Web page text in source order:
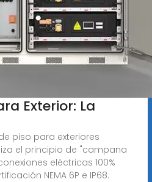
Exterior: La
piso para exteriores
el principio de "campana
eléctricas 100%
NEMA 6P e IP68.